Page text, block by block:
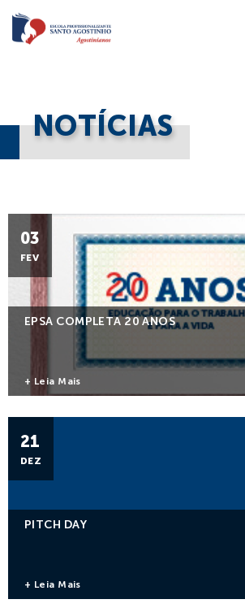
forma gente
na EPSA
Programas
NOTÍCIAS
03
FEV
EPSA COMPLETA 20 ANOS
+ Leia Mais
21
DEZ
PITCH DAY
+ Leia Mais